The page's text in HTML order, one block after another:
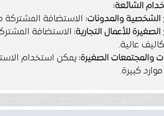
الشائعة:
الشخصية والمدونات: الاستضافة المشتركة
الصغيرة للأعمال التجارية: الاستضافة
عالية.
والمجتمعات الصغيرة: يمكن استخدام
كبيرة.